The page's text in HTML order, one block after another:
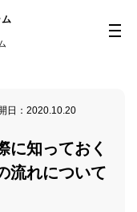
ム
日： 2020.10.20
に知っておく
流れについて